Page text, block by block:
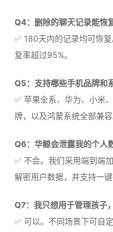
Q4：删除的聊天记录能恢
✅ 180天内的记录均可恢
复率超过95%。
Q5：支持哪些手机品牌和
✅ 苹果全系、华为、小米
牌，以及鸿蒙系统全部兼
Q6：华鲸会泄露我的个人
✅ 不会。我们采用端到端
解密用户数据，并支持一键
Q7：我只想用于管理孩子
✅ 可以。不同场景下可自